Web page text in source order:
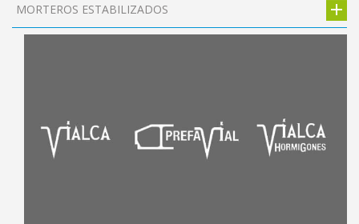
MORTEROS ESTABILIZADOS